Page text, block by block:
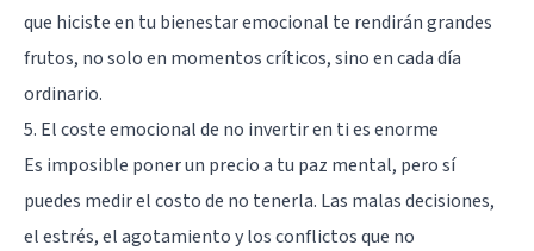
que hiciste en tu bienestar emocional te rendirán grandes
frutos, no solo en momentos críticos, sino en cada día
ordinario.
5. El coste emocional de no invertir en ti es enorme
Es imposible poner un precio a tu paz mental, pero sí
puedes medir el costo de no tenerla. Las malas decisiones,
el estrés, el agotamiento y los conflictos que no